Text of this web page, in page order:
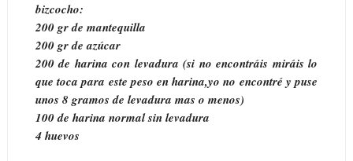
bizcocho:
200 gr de mantequilla
200 gr de azúcar
200 de harina con levadura (si no encontráis miráis lo
que toca para este peso en harina,yo no encontré y puse
unos 8 gramos de levadura mas o menos)
100 de harina normal sin levadura
4 huevos